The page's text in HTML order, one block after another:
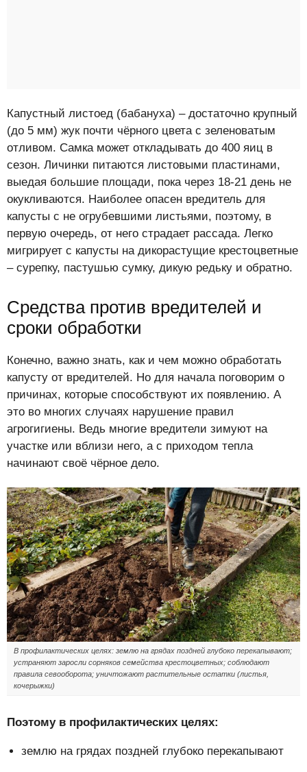
Капустный листоед (бабануха) – достаточно крупный
(до 5 мм) жук почти чёрного цвета с зеленоватым
отливом. Самка может откладывать до 400 яиц в
сезон. Личинки питаются листовыми пластинами,
выедая большие площади, пока через 18-21 день не
окукливаются. Наиболее опасен вредитель для
капусты с не огрубевшими листьями, поэтому, в
первую очередь, от него страдает рассада. Легко
мигрирует с капусты на дикорастущие крестоцветные
– сурепку, пастушью сумку, дикую редьку и обратно.
Средства против вредителей и
сроки обработки
Конечно, важно знать, как и чем можно обработать
капусту от вредителей. Но для начала поговорим о
причинах, которые способствуют их появлению. А
это во многих случаях нарушение правил
агрогигиены. Ведь многие вредители зимуют на
участке или вблизи него, а с приходом тепла
начинают своё чёрное дело.
В профилактических целях: землю на грядах поздней глубоко перекапывают;
устраняют заросли сорняков семейства крестоцветных; соблюдают
правила севооборота; уничтожают растительные остатки (листья,
кочерыжки)
Поэтому в профилактических целях:
землю на грядах поздней глубоко перекапывают